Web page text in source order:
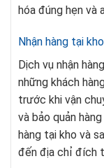
hóa đúng hẹn và
Nhận hàng tại kho
Dịch vụ nhận
những khách
trước khi vận
và bảo quản
hàng tại kho và
đến địa chỉ đích